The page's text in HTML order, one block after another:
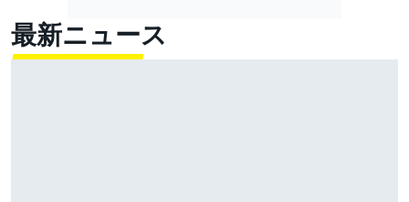
最新ニュース